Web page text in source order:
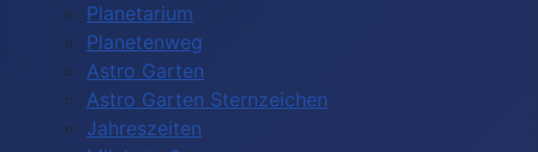
Planetarium
Planetenweg
Astro Garten
Astro Garten Sternzeichen
Jahreszeiten